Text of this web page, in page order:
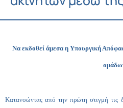
Να εκδοθεί άμεσα η Υπουργική
Κατανοώντας από την πρώτη στιγμή τις